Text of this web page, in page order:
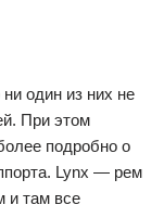
один из них не
При этом
подробно о
Lynx — рем
и там все